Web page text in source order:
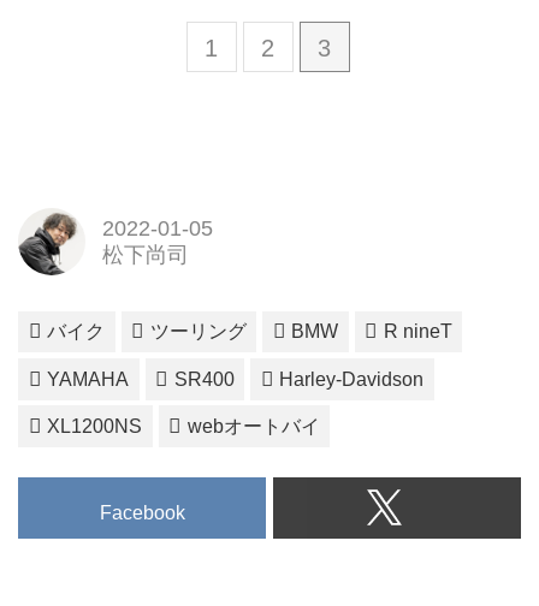
1 2 3
2022-01-05
松下尚司
バイク ツーリング BMW R nineT
YAMAHA SR400 Harley-Davidson
XL1200NS webオートバイ
Facebook